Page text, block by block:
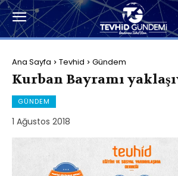
Ana Sayfa Tevhid Gündem
Kurban Bayramı
GÜNDEM
1 Ağustos 2018